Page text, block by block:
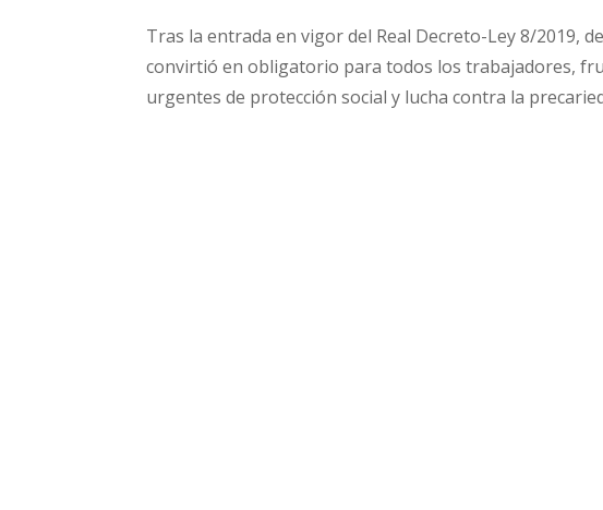
Tras la entrada en vigor del Real Decreto-Ley 8/2019,
convirtió en obligatorio para todos los trabajadores,
urgentes de protección social y lucha contra la